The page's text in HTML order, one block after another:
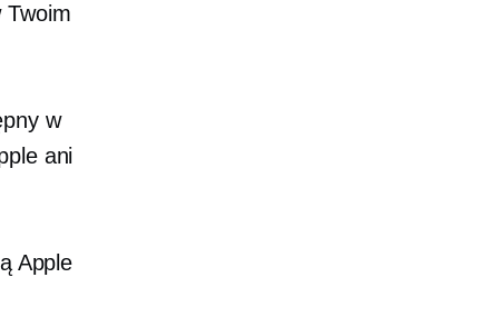
Twoim
w
ani
Apple